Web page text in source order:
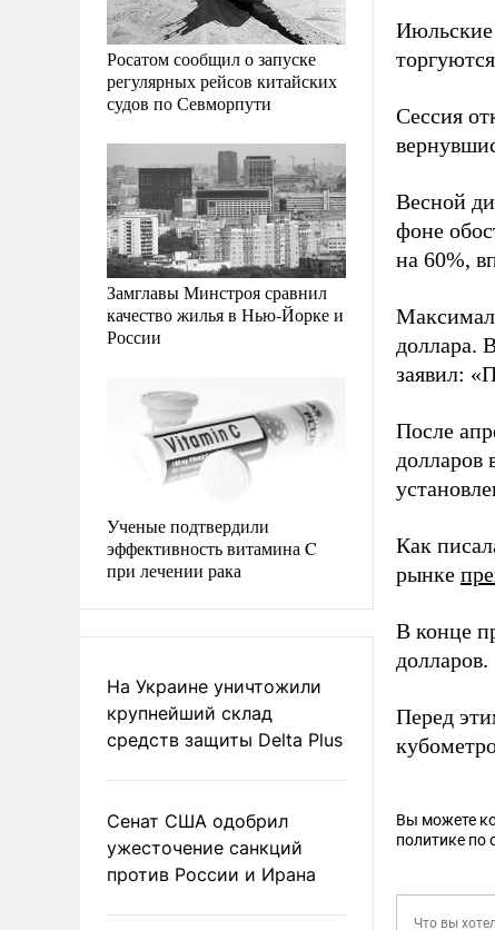
Росатом сообщил о запуске
регулярных рейсов китайских
судов по Севморпути
Замглавы Минстроя сравнил
качество жилья в Нью-Йорке и
России
Ученые подтвердили
эффективность витамина C
при лечении рака
На Украине уничтожили
крупнейший склад
средств защиты Delta Plus
Сенат США одобрил
ужесточение санкций
против России и Ирана
Июльские
Сессия
Весной
фоне
на 60%,
доллара.
заявил:
После
долларов
Как
рынке
В конце
долларов.
Перед
Вы можете
политике по